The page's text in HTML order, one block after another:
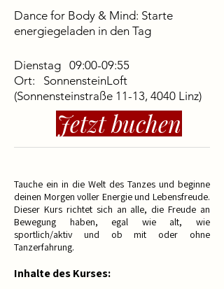
Dance for Body & Mind: Starte
energiegeladen in den Tag
Dienstag 09:00-09:55
Ort: SonnensteinLoft
(Sonnensteinstraße 11-13, 4040 Linz)
Jetzt buchen
Tauche ein in die Welt des Tanzes und beginne
deinen Morgen voller Energie und Lebensfreude.
Dieser Kurs richtet sich an alle, die Freude an
Bewegung haben, egal wie alt, wie
sportlich/aktiv und ob mit oder ohne
Tanzerfahrung.
Inhalte des Kurses: